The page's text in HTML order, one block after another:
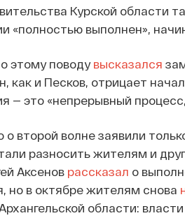
Курской области
«полностью выполнен»,
этому поводувысказался
как и Песков, отрицает
— это «непрерывный
второй волне заявили
разносить жителям и
Аксенов рассказал о
но в октябре жителям снова
области: